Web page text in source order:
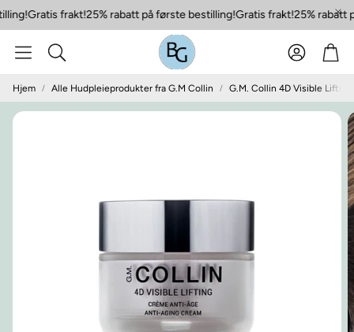
Gratis frakt!25% rabatt på første bestilling!Gratis frakt!25% rabatt
Søk
Konto
Hjem Alle Hudpleieprodukter fra G.M Collin G.M. Collin 4D Visible